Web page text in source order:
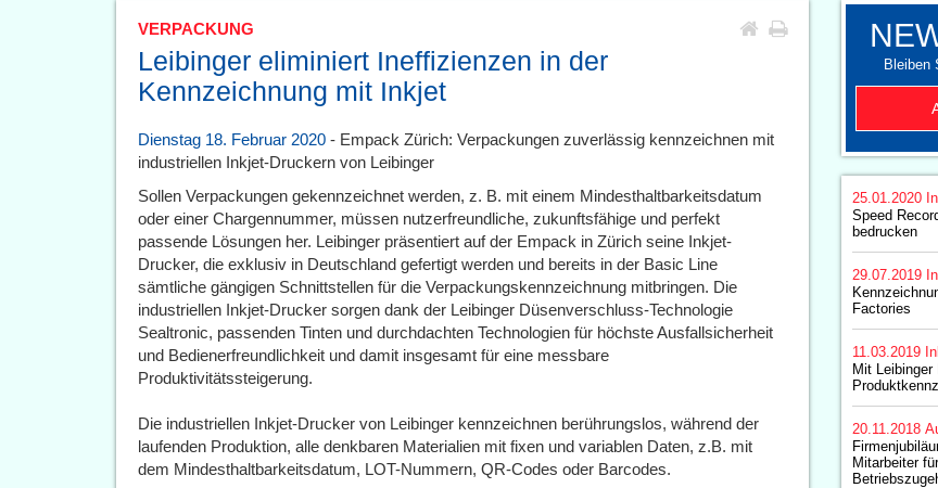
VERPACKUNG
Leibinger eliminiert Ineffizienzen in der
Kennzeichnung mit Inkjet
Dienstag 18. Februar 2020 - Empack Zürich: Verpackungen zuverlässig kennzeichnen mit
industriellen Inkjet-Druckern von Leibinger
Sollen Verpackungen gekennzeichnet werden, z. B. mit einem Mindesthaltbarkeitsdatum
oder einer Chargennummer, müssen nutzerfreundliche, zukunftsfähige und perfekt
passende Lösungen her. Leibinger präsentiert auf der Empack in Zürich seine Inkjet-
Drucker, die exklusiv in Deutschland gefertigt werden und bereits in der Basic Line
sämtliche gängigen Schnittstellen für die Verpackungskennzeichnung mitbringen. Die
industriellen Inkjet-Drucker sorgen dank der Leibinger Düsenverschluss-Technologie
Sealtronic, passenden Tinten und durchdachten Technologien für höchste Ausfallsicherheit
und Bedienerfreundlichkeit und damit insgesamt für eine messbare
Produktivitätssteigerung.
Die industriellen Inkjet-Drucker von Leibinger kennzeichnen berührungslos, während der
laufenden Produktion, alle denkbaren Materialien mit fixen und variablen Daten, z.B. mit
dem Mindesthaltbarkeitsdatum, LOT-Nummern, QR-Codes oder Barcodes.
Bleiben
25.01.2020
Speed
bedrucken
29.07.2019
Factories
11.03.2019
Mit
20.11.2018
Mitarbeiter